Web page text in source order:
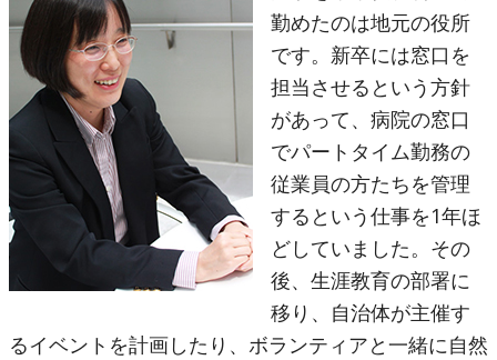
勤めたのは地元の役所
です。新卒には窓口を
担当させるという方針
があって、病院の窓口
でパートタイム勤務の
従業員の方たちを管理
するという仕事を1年ほ
どしていました。その
後、生涯教育の部署に
移り、自治体が主催す
るイベントを計画したり、ボランティアと一緒に自然